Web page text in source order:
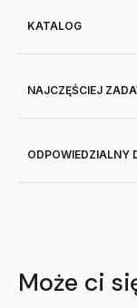
KATALOG
NAJCZĘŚCIEJ
ODPOWIEDZIALNY
Może ci